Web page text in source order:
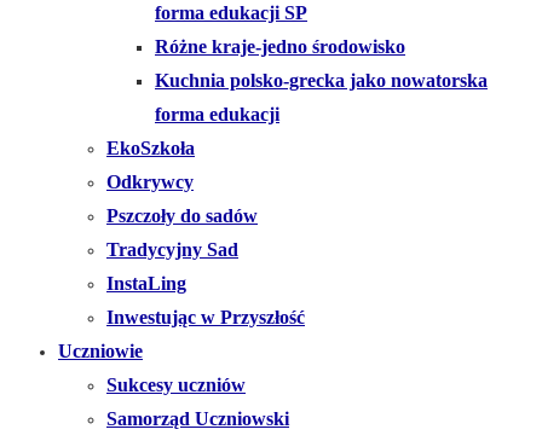
forma edukacji SP
Różne kraje-jedno środowisko
Kuchnia polsko-grecka jako nowatorska
forma edukacji
EkoSzkoła
Odkrywcy
Pszczoły do sadów
Tradycyjny Sad
InstaLing
Inwestując w Przyszłość
Uczniowie
Sukcesy uczniów
Samorząd Uczniowski